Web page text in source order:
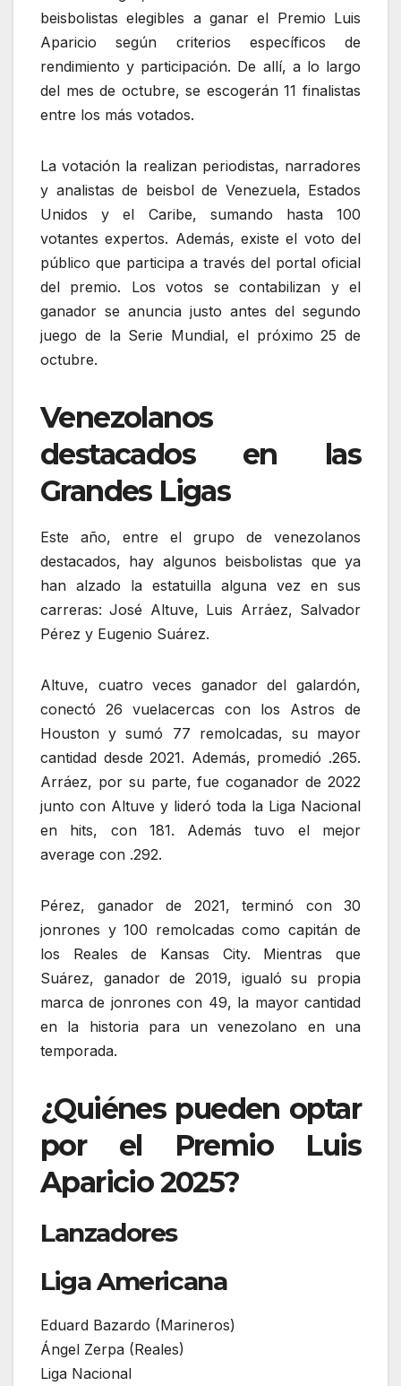
beisbolistas elegibles a ganar el Premio Luis
Aparicio según criterios específicos de
rendimiento y participación. De allí, a lo largo
del mes de octubre, se escogerán 11 finalistas
entre los más votados.
La votación la realizan periodistas, narradores
y analistas de beisbol de Venezuela, Estados
Unidos y el Caribe, sumando hasta 100
votantes expertos. Además, existe el voto del
público que participa a través del portal oficial
del premio. Los votos se contabilizan y el
ganador se anuncia justo antes del segundo
juego de la Serie Mundial, el próximo 25 de
octubre.
Venezolanos
destacados en las
Grandes Ligas
Este año, entre el grupo de venezolanos
destacados, hay algunos beisbolistas que ya
han alzado la estatuilla alguna vez en sus
carreras: José Altuve, Luis Arráez, Salvador
Pérez y Eugenio Suárez.
Altuve, cuatro veces ganador del galardón,
conectó 26 vuelacercas con los Astros de
Houston y sumó 77 remolcadas, su mayor
cantidad desde 2021. Además, promedió .265.
Arráez, por su parte, fue coganador de 2022
junto con Altuve y lideró toda la Liga Nacional
en hits, con 181. Además tuvo el mejor
average con .292.
Pérez, ganador de 2021, terminó con 30
jonrones y 100 remolcadas como capitán de
los Reales de Kansas City. Mientras que
Suárez, ganador de 2019, igualó su propia
marca de jonrones con 49, la mayor cantidad
en la historia para un venezolano en una
temporada.
¿Quiénes pueden optar
por el Premio Luis
Aparicio 2025?
Lanzadores
Liga Americana
Eduard Bazardo (Marineros)
Ángel Zerpa (Reales)
Liga Nacional